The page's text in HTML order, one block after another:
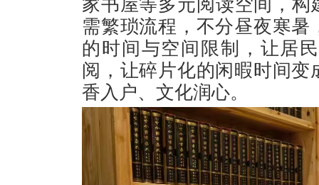
家书屋等多元阅读空间，构
需繁琐流程，不分昼夜寒暑
的时间与空间限制，让居
阅，让碎片化的闲暇时间
香入户、文化润心。